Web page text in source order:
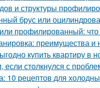
и структуры
брус или
профилированный:
преимущества и
купить квартиру в
если столкнулся с
10 рецептов для